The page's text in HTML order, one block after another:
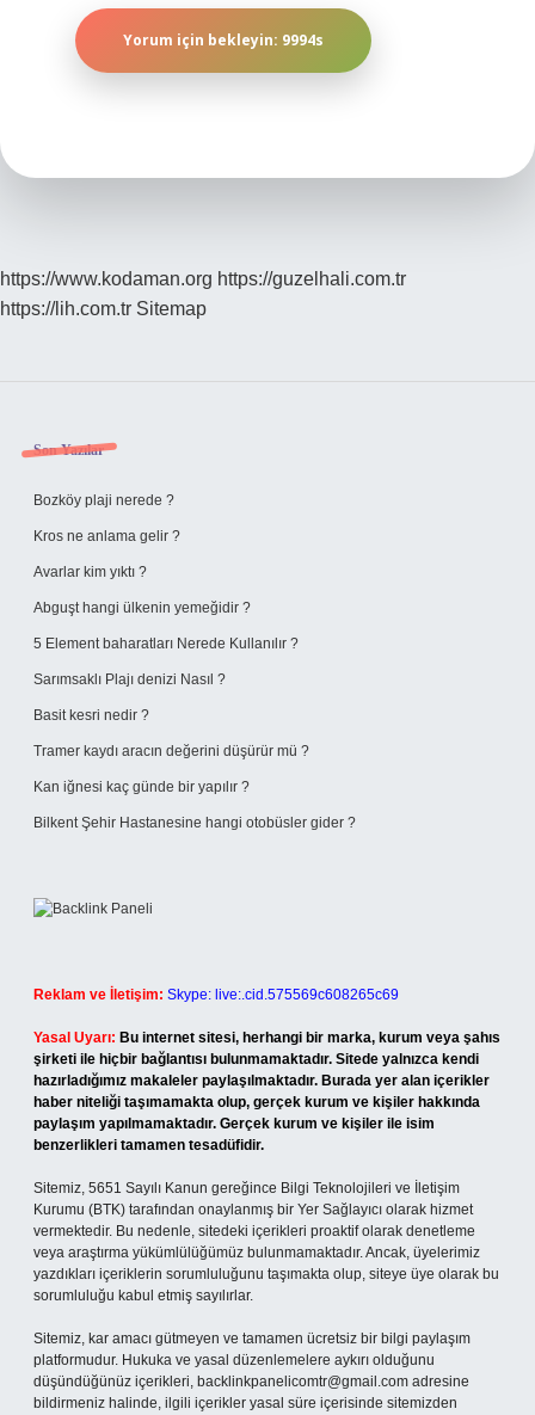
https://www.kodaman.org https://guzelhali.com.tr
https://lih.com.tr Sitemap
Sidebar
Son Yazılar
Bozköy plaji nerede ?
Kros ne anlama gelir ?
Avarlar kim yıktı ?
Abguşt hangi ülkenin yemeğidir ?
5 Element baharatları Nerede Kullanılır ?
Sarımsaklı Plajı denizi Nasıl ?
Basit kesri nedir ?
Tramer kaydı aracın değerini düşürür mü ?
Kan iğnesi kaç günde bir yapılır ?
Bilkent Şehir Hastanesine hangi otobüsler gider ?
Reklam ve İletişim: Skype: live:.cid.575569c608265c69
Yasal Uyarı: Bu internet sitesi, herhangi bir marka, kurum veya şahıs
şirketi ile hiçbir bağlantısı bulunmamaktadır. Sitede yalnızca kendi
hazırladığımız makaleler paylaşılmaktadır. Burada yer alan içerikler
haber niteliği taşımamakta olup, gerçek kurum ve kişiler hakkında
paylaşım yapılmamaktadır. Gerçek kurum ve kişiler ile isim
benzerlikleri tamamen tesadüfidir.
Sitemiz, 5651 Sayılı Kanun gereğince Bilgi Teknolojileri ve İletişim
Kurumu (BTK) tarafından onaylanmış bir Yer Sağlayıcı olarak hizmet
vermektedir. Bu nedenle, sitedeki içerikleri proaktif olarak denetleme
veya araştırma yükümlülüğümüz bulunmamaktadır. Ancak, üyelerimiz
yazdıkları içeriklerin sorumluluğunu taşımakta olup, siteye üye olarak bu
sorumluluğu kabul etmiş sayılırlar.
Sitemiz, kar amacı gütmeyen ve tamamen ücretsiz bir bilgi paylaşım
platformudur. Hukuka ve yasal düzenlemelere aykırı olduğunu
düşündüğünüz içerikleri, backlinkpanelicomtr@gmail.com adresine
bildirmeniz halinde, ilgili içerikler yasal süre içerisinde sitemizden